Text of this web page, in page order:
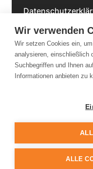
Newsletter
Wir verwenden
Wir setzen Cookies ein,
analysieren, einschließlich
Suchbegriffen und Ihnen
Informationen anbieten zu
ALLE